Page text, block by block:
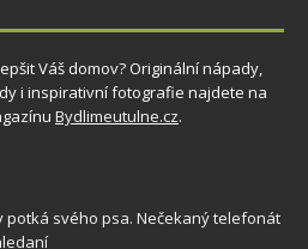
Váš domov? Originální nápady,
i inspirativní fotografie najdete na
Bydlimeutulne.cz.
potká svého psa. Nečekaný telefonát